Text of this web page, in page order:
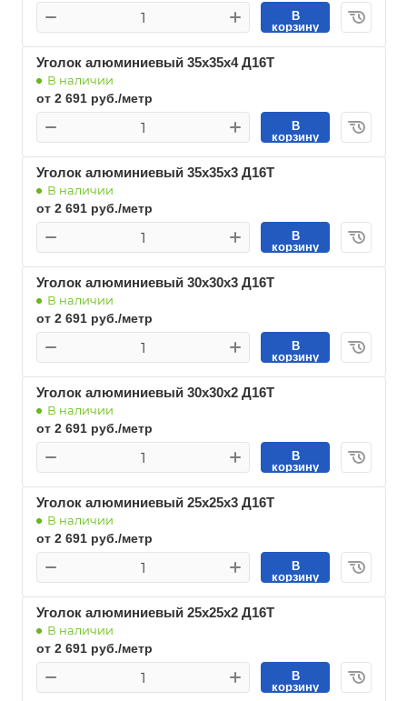
В
корзину
Уголок алюминиевый 35х35х4 Д16Т
В наличии
от 2 691 руб./метр
В
корзину
Уголок алюминиевый 35х35х3 Д16Т
В наличии
от 2 691 руб./метр
В
корзину
Уголок алюминиевый 30х30х3 Д16Т
В наличии
от 2 691 руб./метр
В
корзину
Уголок алюминиевый 30х30х2 Д16Т
В наличии
от 2 691 руб./метр
В
корзину
Уголок алюминиевый 25х25х3 Д16Т
В наличии
от 2 691 руб./метр
В
корзину
Уголок алюминиевый 25х25х2 Д16Т
В наличии
от 2 691 руб./метр
В
корзину